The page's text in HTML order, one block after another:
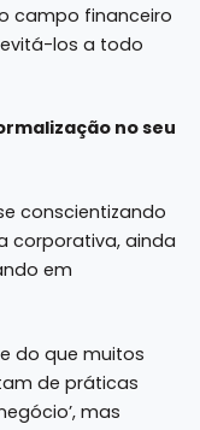
campo financeiro
los a todo
no seu
conscientizando
corporativa, ainda
em
do que muitos
de práticas
mas